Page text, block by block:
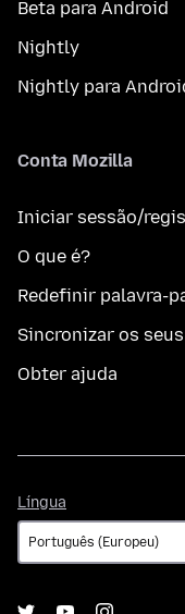
Beta para Android
Nightly
Nightly para
Conta Mozilla
Iniciar sessão/
O que é?
Redefinir palavra-
Sincronizar os
Obter ajuda
Língua